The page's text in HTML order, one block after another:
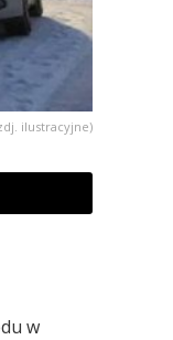
ilustracyjne)
w